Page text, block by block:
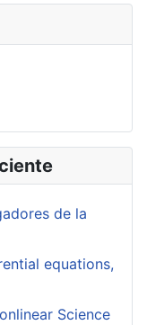
de la
equations,
Science